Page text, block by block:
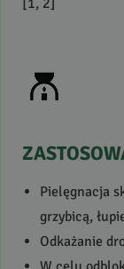
[1, 2]
Pielęgnacja
grzybicą,
Odkażanie